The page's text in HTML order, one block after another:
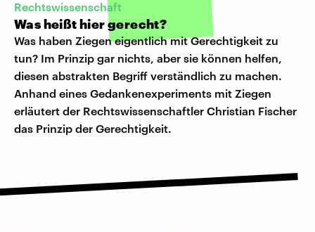
​Rechtswissenschaft
Was heißt hier gerecht?
Was haben Ziegen eigentlich mit Gerechtigkeit zu
tun? Im Prinzip gar nichts, aber sie können helfen,
diesen abstrakten Begriff verständlich zu machen.
Anhand eines Gedankenexperiments mit Ziegen
erläutert der Rechtswissenschaftler Christian Fischer
das Prinzip der Gerechtigkeit.